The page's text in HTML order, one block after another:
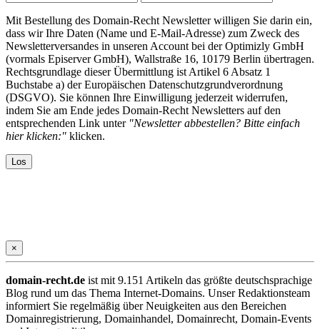
Mit Bestellung des Domain-Recht Newsletter willigen Sie darin ein,
dass wir Ihre Daten (Name und E-Mail-Adresse) zum Zweck des
Newsletterversandes in unseren Account bei der Optimizly GmbH
(vormals Episerver GmbH), Wallstraße 16, 10179 Berlin übertragen.
Rechtsgrundlage dieser Übermittlung ist Artikel 6 Absatz 1
Buchstabe a) der Europäischen Datenschutzgrundverordnung
(DSGVO). Sie können Ihre Einwilligung jederzeit widerrufen,
indem Sie am Ende jedes Domain-Recht Newsletters auf den
entsprechenden Link unter "Newsletter abbestellen? Bitte einfach
hier klicken:" klicken.
×
domain-recht.de ist mit 9.151 Artikeln das größte deutschsprachige
Blog rund um das Thema Internet-Domains. Unser Redaktionsteam
informiert Sie regelmäßig über Neuigkeiten aus den Bereichen
Domainregistrierung, Domainhandel, Domainrecht, Domain-Events